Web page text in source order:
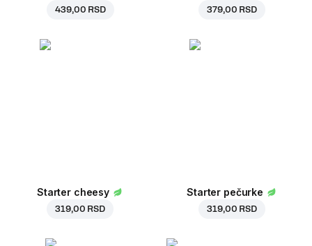
439,00 RSD 379,00 RSD
Starter cheesy
319,00 RSD
Starter pečurke
319,00 RSD